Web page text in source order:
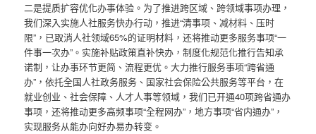
二是提质扩容优化办事体验。为了推进跨区域、跨领域事项办理，
我们深入实施人社服务快办行动，推进“清事项、减材料、压时
限”，已取消人社领域65%的证明材料，还将推动更多服务事项“一
件事一次办”。实施补贴政策直补快办，制度化规范化推行告知承
诺制，让办事环节更简、流程更优。大力推行服务事项“跨省通
办”，依托全国人社政务服务、国家社会保险公共服务等平台，在
就业创业、社会保障、人才人事等领域，我们已开通40项跨省通办
事项，还将推动更多高频事项“全程网办”，地方事项“省内通办”，
实现服务从能办向好办易办转变。